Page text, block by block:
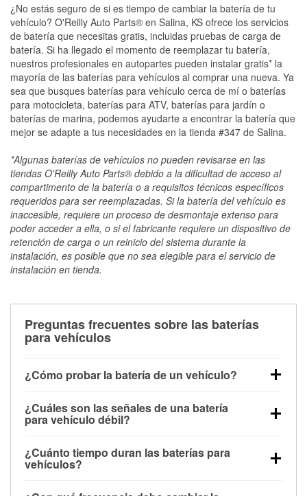
¿No estás seguro de si es tiempo de cambiar la batería de tu
vehículo? O'Reilly Auto Parts® en Salina, KS ofrece los servicios
de batería que necesitas gratis, incluidas pruebas de carga de
batería. Si ha llegado el momento de reemplazar tu batería,
nuestros profesionales en autopartes pueden instalar gratis* la
mayoría de las baterías para vehículos al comprar una nueva. Ya
sea que busques baterías para vehículo cerca de mí o baterías
para motocicleta, baterías para ATV, baterías para jardín o
baterías de marina, podemos ayudarte a encontrar la batería que
mejor se adapte a tus necesidades en la tienda #347 de Salina.
*Algunas baterías de vehículos no pueden revisarse en las
tiendas O'Reilly Auto Parts® debido a la dificultad de acceso al
compartimento de la batería o a requisitos técnicos específicos
requeridos para ser reemplazadas. Si la batería del vehículo es
inaccesible, requiere un proceso de desmontaje extenso para
poder acceder a ella, o si el fabricante requiere un dispositivo de
retención de carga o un reinicio del sistema durante la
instalación, es posible que no sea elegible para el servicio de
instalación en tienda.
Preguntas frecuentes sobre las baterías
para vehículos
¿Cómo probar la batería de un vehículo?
maneras. El método más rápido es utilizar un
multímetro: con el vehículo apagado, conecta los
voltaje: una batería en buen estado y totalmente
cargada debería indicar unos 12.6 voltios. Es
importante saber que las baterías descargadas a
¿Cuáles son las señales de una batería
para vehículo débil?
advertencia. Un arranque lento del motor, faros
tenues, chasquidos al girar la llave o luces de
¿Cuánto tiempo duran las baterías para
vehículos?